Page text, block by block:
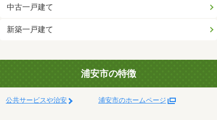
中古一戸建て
新築一戸建て
浦安市の特徴
公共サービスや治安 浦安市のホームページ